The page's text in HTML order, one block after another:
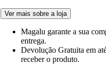
Ver mais sobre a loja
Magalu garante a sua
entrega.
Devolução Gratuita em
receber o produto.